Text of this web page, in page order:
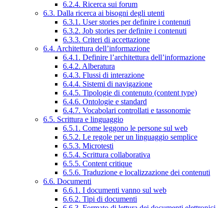
6.2.4. Ricerca sui forum
6.3. Dalla ricerca ai bisogni degli utenti
6.3.1. User stories per definire i contenuti
6.3.2. Job stories per definire i contenuti
6.3.3. Criteri di accettazione
6.4. Architettura dell’informazione
6.4.1. Definire l’architettura dell’informazione
6.4.2. Alberatura
6.4.3. Flussi di interazione
6.4.4. Sistemi di navigazione
6.4.5. Tipologie di contenuto (content type)
6.4.6. Ontologie e standard
6.4.7. Vocabolari controllati e tassonomie
6.5. Scrittura e linguaggio
6.5.1. Come leggono le persone sul web
6.5.2. Le regole per un linguaggio semplice
6.5.3. Microtesti
6.5.4. Scrittura collaborativa
6.5.5. Content critique
6.5.6. Traduzione e localizzazione dei contenuti
6.6. Documenti
6.6.1. I documenti vanno sul web
6.6.2. Tipi di documenti